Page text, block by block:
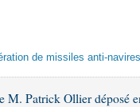
de missiles anti-
M. Patrick Ollier déposé